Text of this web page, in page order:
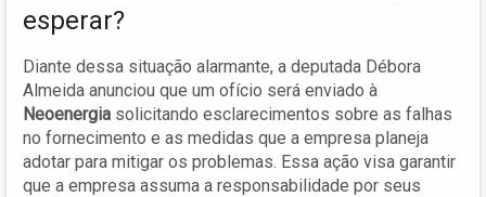
esperar?
Diante dessa situação alarmante, a deputada Débora
Almeida anunciou que um ofício será enviado à
Neoenergia solicitando esclarecimentos sobre as falhas
no fornecimento e as medidas que a empresa planeja
adotar para mitigar os problemas. Essa ação visa garantir
que a empresa assuma a responsabilidade por seus